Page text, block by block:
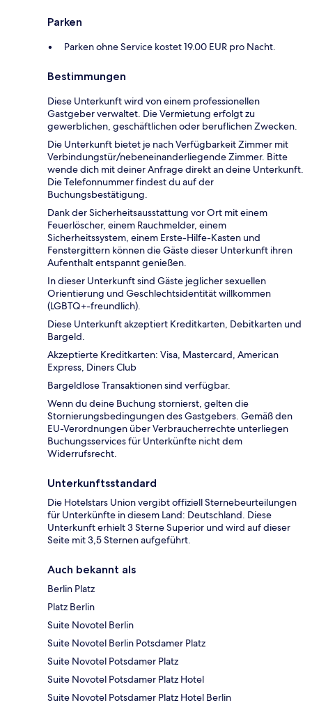
Parken
Parken ohne Service kostet 19.00 EUR pro Nacht.
Bestimmungen
Diese Unterkunft wird von einem professionellen
Gastgeber verwaltet. Die Vermietung erfolgt zu
gewerblichen, geschäftlichen oder beruflichen Zwecken.
Die Unterkunft bietet je nach Verfügbarkeit Zimmer mit
Verbindungstür/nebeneinanderliegende Zimmer. Bitte
wende dich mit deiner Anfrage direkt an deine Unterkunft.
Die Telefonnummer findest du auf der
Buchungsbestätigung.
Dank der Sicherheitsausstattung vor Ort mit einem
Feuerlöscher, einem Rauchmelder, einem
Sicherheitssystem, einem Erste-Hilfe-Kasten und
Fenstergittern können die Gäste dieser Unterkunft ihren
Aufenthalt entspannt genießen.
In dieser Unterkunft sind Gäste jeglicher sexuellen
Orientierung und Geschlechtsidentität willkommen
(LGBTQ+-freundlich).
Diese Unterkunft akzeptiert Kreditkarten, Debitkarten und
Bargeld.
Akzeptierte Kreditkarten: Visa, Mastercard, American
Express, Diners Club
Bargeldlose Transaktionen sind verfügbar.
Wenn du deine Buchung stornierst, gelten die
Stornierungsbedingungen des Gastgebers. Gemäß den
EU-Verordnungen über Verbraucherrechte unterliegen
Buchungsservices für Unterkünfte nicht dem
Widerrufsrecht.
Unterkunftsstandard
Die Hotelstars Union vergibt offiziell Sternebeurteilungen
für Unterkünfte in diesem Land: Deutschland. Diese
Unterkunft erhielt 3 Sterne Superior und wird auf dieser
Seite mit 3,5 Sternen aufgeführt.
Auch bekannt als
Berlin Platz
Platz Berlin
Suite Novotel Berlin
Suite Novotel Berlin Potsdamer Platz
Suite Novotel Potsdamer Platz
Suite Novotel Potsdamer Platz Hotel
Suite Novotel Potsdamer Platz Hotel Berlin